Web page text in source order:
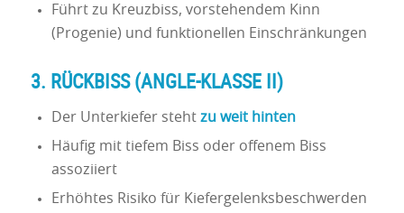
Führt zu Kreuzbiss, vorstehendem Kinn
(Progenie) und funktionellen Einschränkungen
3. RÜCKBISS (ANGLE-KLASSE II)
Der Unterkiefer steht zu weit hinten
Häufig mit tiefem Biss oder offenem Biss
assoziiert
Erhöhtes Risiko für Kiefergelenksbeschwerden